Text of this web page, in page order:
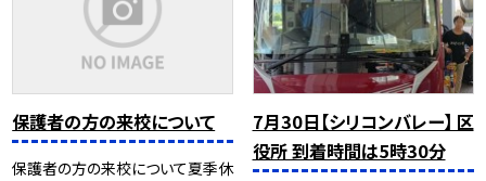
保護者の方の来校について
保護者の方の来校について夏季休
7月30日【シリコンバレー】 区
役所 到着時間は5時30分